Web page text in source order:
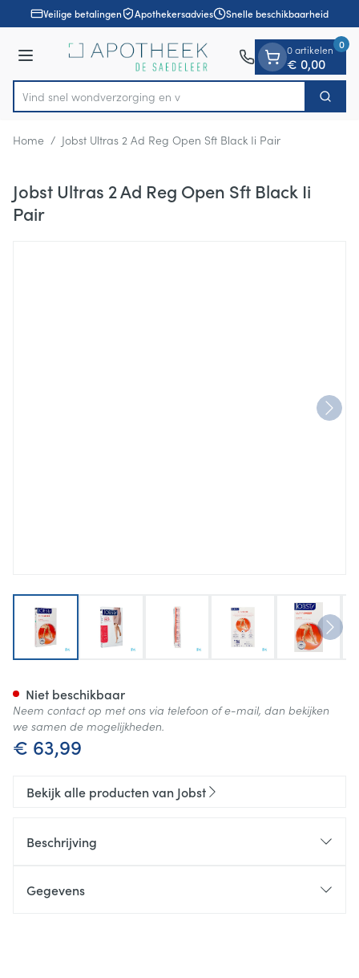
Ga naar de inhoud
1 van 1Veilige betalingen Apothekersadvies Snelle beschikbaarheid
Menu
Product, merk, categorie...
Vind snel wondverzorgi Zoek
0 artikelen
€ 0,00
0
Home / Jobst Ultras 2 Ad Reg Open Sft Black Ii Pair
Jobst Ultras 2 Ad Reg Open Sft Black Ii
Pair
View larger imageView larger imageView larger imageView larger image
View
€ 63,99
Niet beschikbaar
Neem contact op met ons via telefoon of e-mail, dan bekijken
we samen de mogelijkheden.
Bekijk alle producten van Jobst
Beschrijving
Gegevens